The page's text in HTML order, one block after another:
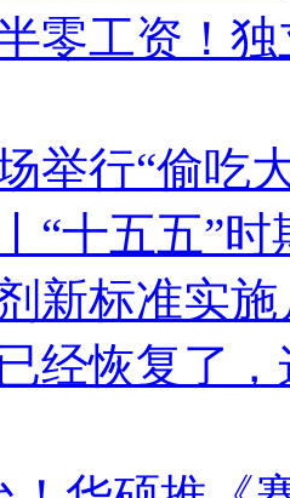
零工资！
举行“偷吃
“十五五”
新标准实
经恢复了